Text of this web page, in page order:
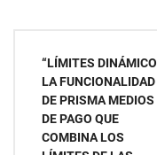
Navegación
entradas
“LÍMITES
LA FUNCIONALIDAD
DE PRISMA MEDIOS
DE PAGO QUE
COMBINA LOS